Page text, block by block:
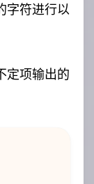
字符进行以
定项输出的